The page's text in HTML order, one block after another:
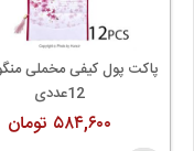
12عددی
۵۸۴,۶۰۰ تومان